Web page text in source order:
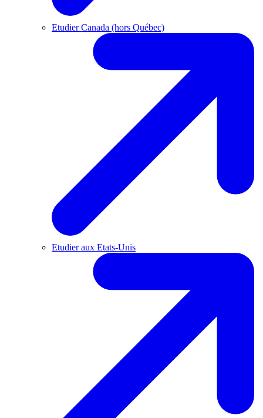
Etudier Canada (hors Québec)
Etudier aux Etats-Unis